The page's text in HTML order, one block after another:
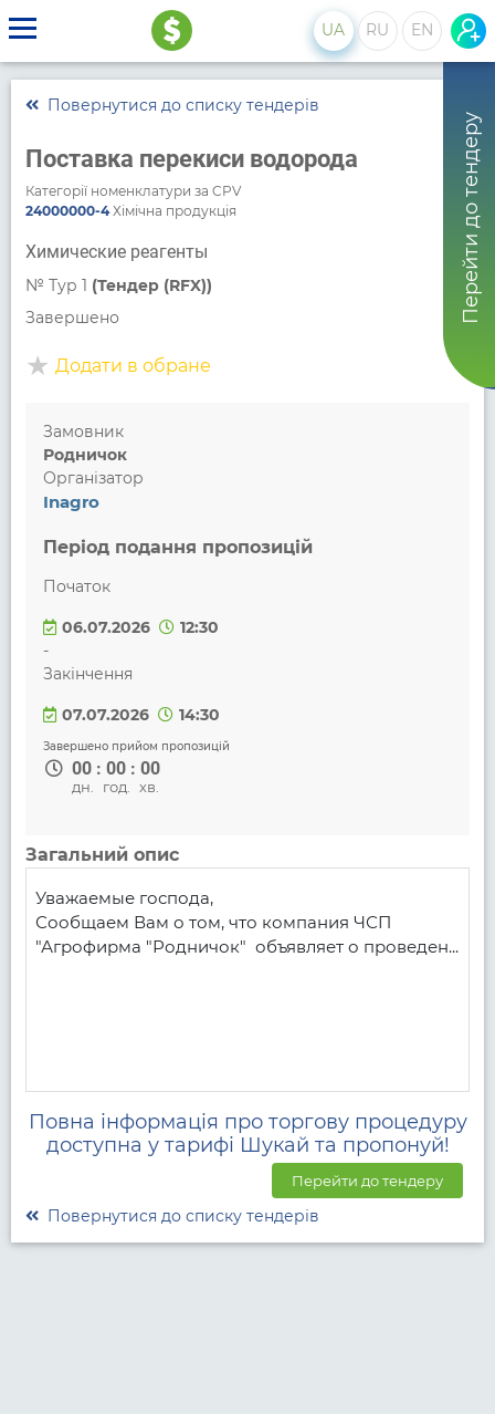
UA RU EN
Перейти до тендеру
Повернутися до списку тендерів
Поставка перекиси водорода
Категорії номенклатури за CPV
24000000-4Хімічна продукція
Химические реагенты
№ Тур 1 (Тендер (RFX))
Завершено
Додати в обране
Замовник
Родничок
Організатор
Inagro
Період подання пропозицій
Початок
06.07.2026
12:30
-
Закінчення
07.07.2026 14:30
Завершено прийом пропозицій
00 : 00 : 00
дн. год. хв.
Загальний опис
Уважаемые господа,
Сообщаем Вам о том, что компания ЧСП
"Агрофирма "Родничок"  объявляет о проведен...
Повна інформація про торгову процедуру
доступна у тарифі Шукай та пропонуй!
Перейти до тендеру
Повернутися до списку тендерів